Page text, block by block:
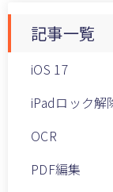
記事一覧
iOS 17
iPadロック解
OCR
PDF編集